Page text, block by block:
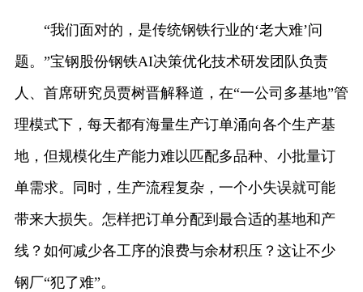
“我们面对的，是传统钢铁行业的‘老大难’问
题。”宝钢股份钢铁AI决策优化技术研发团队负责
人、首席研究员贾树晋解释道，在“一公司多基地”管
理模式下，每天都有海量生产订单涌向各个生产基
地，但规模化生产能力难以匹配多品种、小批量订
单需求。同时，生产流程复杂，一个小失误就可能
带来大损失。怎样把订单分配到最合适的基地和产
线？如何减少各工序的浪费与余材积压？这让不少
钢厂“犯了难”。